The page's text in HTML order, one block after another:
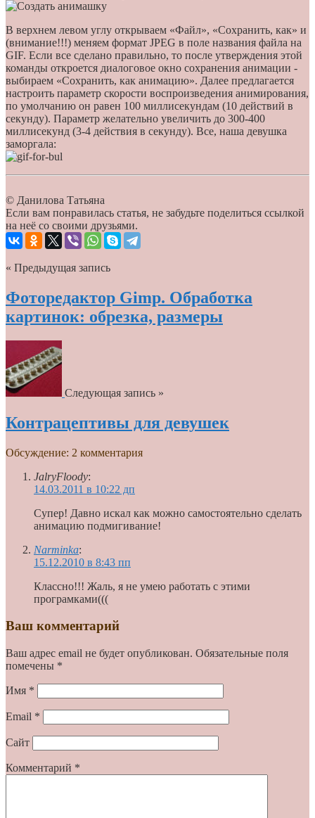
В верхнем левом углу открываем «Файл», «Сохранить, как» и
(внимание!!!) меняем формат JPEG в поле названия файла на
GIF. Если все сделано правильно, то после утверждения этой
команды откроется диалоговое окно сохранения анимации -
выбираем «Сохранить, как анимацию». Далее предлагается
настроить параметр скорости воспроизведения анимирования,
по умолчанию он равен 100 миллисекундам (10 действий в
секунду). Параметр желательно увеличить до 300-400
миллисекунд (3-4 действия в секунду). Все, наша девушка
заморгала:
© Данилова Татьяна
Если вам понравилась статья, не забудьте поделиться ссылкой
на неё со своими друзьями.
« Предыдущая запись
Фоторедактор Gimp. Обработка
картинок: обрезка, размеры
Следующая запись »
Контрацептивы для девушек
Обсуждение: 2 комментария
JalryFloody:
14.03.2011 в 10:22 дп
Супер! Давно искал как можно самостоятельно сделать
анимацию подмигивание!
Narminka:
15.12.2010 в 8:43 пп
Классно!!! Жаль, я не умею работать с этими
програмками(((
Ваш комментарий
Ваш адрес email не будет опубликован. Обязательные поля
помечены *
Имя *
Email *
Сайт
Комментарий *